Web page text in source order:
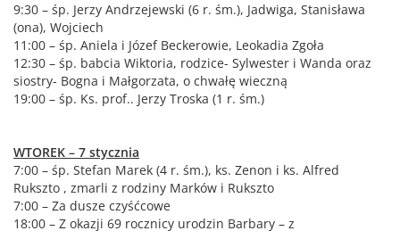
9:30 – śp. Jerzy Andrzejewski (6 r. śm.), Jadwiga, Stanisława
(ona), Wojciech
11:00 – śp. Aniela i Józef Beckerowie, Leokadia Zgoła
12:30 – śp. babcia Wiktoria, rodzice- Sylwester i Wanda oraz
siostry- Bogna i Małgorzata, o chwałę wieczną
19:00 – śp. Ks. prof.. Jerzy Troska (1 r. śm.)
WTOREK – 7 stycznia
7:00 – śp. Stefan Marek (4 r. śm.), ks. Zenon i ks. Alfred
Rukszto , zmarli z rodziny Marków i Rukszto
7:00 – Za dusze czyśćcowe
18:00 – Z okazji 69 rocznicy urodzin Barbary – z